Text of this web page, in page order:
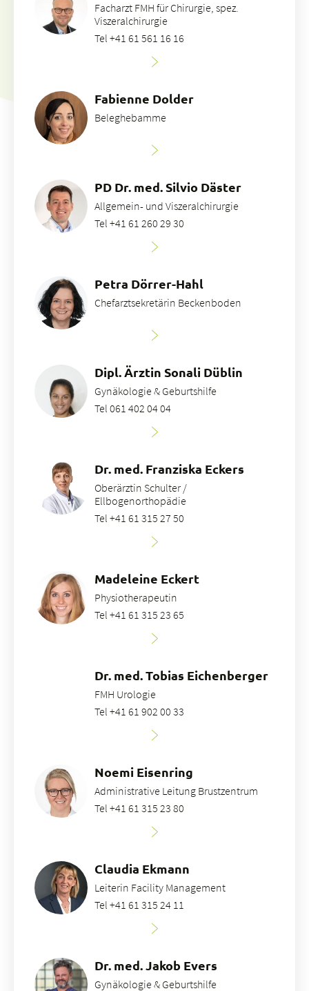
Facharzt FMH für Chirurgie, spez.
Viszeralchirurgie
Tel +41 61 561 16 16
Fabienne Dolder
Beleghebamme
PD Dr. med. Silvio Däster
Allgemein- und Viszeralchirurgie
Tel +41 61 260 29 30
Petra Dörrer-Hahl
Chefarztsekretärin Beckenboden
Dipl. Ärztin Sonali Düblin
Gynäkologie & Geburtshilfe
Tel 061 402 04 04
Dr. med. Franziska Eckers
Oberärztin Schulter /
Ellbogenorthopädie
Tel +41 61 315 27 50
Madeleine Eckert
Physiotherapeutin
Tel +41 61 315 23 65
Dr. med. Tobias Eichenberger
FMH Urologie
Tel +41 61 902 00 33
Noemi Eisenring
Administrative Leitung Brustzentrum
Tel +41 61 315 23 80
Claudia Ekmann
Leiterin Facility Management
Tel +41 61 315 24 11
Dr. med. Jakob Evers
Gynäkologie & Geburtshilfe